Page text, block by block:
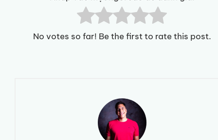
No votes so far! Be the first to rate this post.